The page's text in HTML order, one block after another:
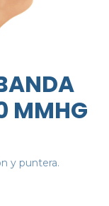
MMHG
y puntera.